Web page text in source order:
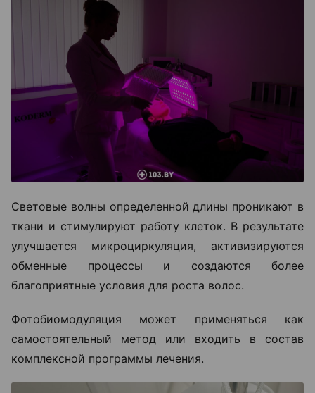
Световые волны определенной длины проникают в
ткани и стимулируют работу клеток. В результате
улучшается микроциркуляция, активизируются
обменные процессы и создаются более
благоприятные условия для роста волос.
Фотобиомодуляция может применяться как
самостоятельный метод или входить в состав
комплексной программы лечения.